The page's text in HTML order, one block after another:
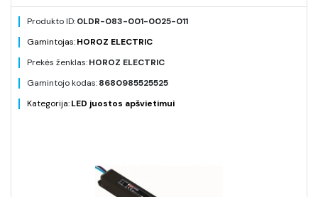
Produkto ID:0LDR-083-001-0025-011
Gamintojas:HOROZ ELECTRIC
Prekės ženklas:HOROZ ELECTRIC
Gamintojo kodas:8680985525525
Kategorija:LED juostos apšvietimui